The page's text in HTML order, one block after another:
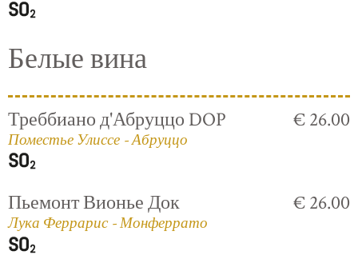
Белые вина
Треббиано д'Абруццо DOP
Поместье Улиссе - Абруццо
€ 26.00
Пьемонт Вионье Док
Лука Феррарис - Монферрато
€ 26.00